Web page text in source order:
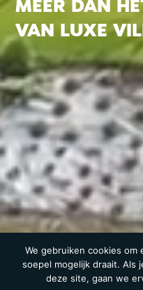
MEER DAN
VAN LUXE
We gebruiken cookies
soepel mogelijk draait. Als
deze site, gaan we